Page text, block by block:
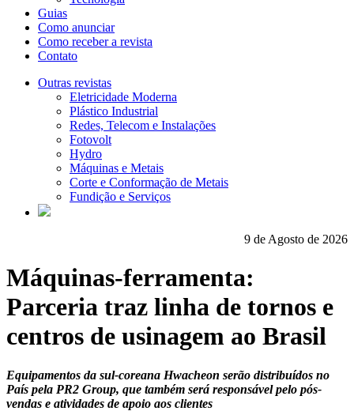
Guias
Como anunciar
Como receber a revista
Contato
Outras revistas
Eletricidade Moderna
Plástico Industrial
Redes, Telecom e Instalações
Fotovolt
Hydro
Máquinas e Metais
Corte e Conformação de Metais
Fundição e Serviços
9 de Agosto de 2026
Máquinas-ferramenta:
Parceria traz linha de tornos e
centros de usinagem ao Brasil
Equipamentos da sul-coreana Hwacheon serão distribuídos no
País pela PR2 Group, que também será responsável pelo pós-
vendas e atividades de apoio aos clientes